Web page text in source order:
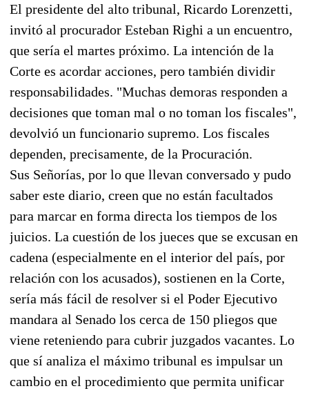
El presidente del alto tribunal, Ricardo Lorenzetti,
invitó al procurador Esteban Righi a un encuentro,
que sería el martes próximo. La intención de la
Corte es acordar acciones, pero también dividir
responsabilidades. "Muchas demoras responden a
decisiones que toman mal o no toman los fiscales",
devolvió un funcionario supremo. Los fiscales
dependen, precisamente, de la Procuración.
Sus Señorías, por lo que llevan conversado y pudo
saber este diario, creen que no están facultados
para marcar en forma directa los tiempos de los
juicios. La cuestión de los jueces que se excusan en
cadena (especialmente en el interior del país, por
relación con los acusados), sostienen en la Corte,
sería más fácil de resolver si el Poder Ejecutivo
mandara al Senado los cerca de 150 pliegos que
viene reteniendo para cubrir juzgados vacantes. Lo
que sí analiza el máximo tribunal es impulsar un
cambio en el procedimiento que permita unificar